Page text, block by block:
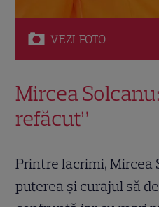
VEZI FOTO
Mircea
refăcut”
Printre lacrimi, Mircea
puterea și curajul să